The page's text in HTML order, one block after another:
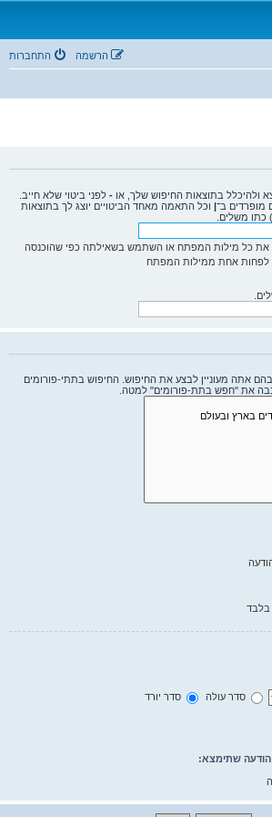
התחברות הרשמה
ולהיכלל בתוצאות החיפוש שלך, או - לפני ביטוי שלא חייב.
מופרדים ב־| וכל התאמה מאחד הביטויים יוצג לך בתוצאות
כתו משלים.
את כל מילות המפתח או השתמש בשאילתה כפי שהוכנסה
לפחות אחת ממילות המפתח
אתה מעוניין לבצע את החיפוש. החיפוש בתתי-פורומים
את "חפש בתת-פורומים" למטה.
בלבד
סדר עולה
סדר יורד
הודעה שתימצא: